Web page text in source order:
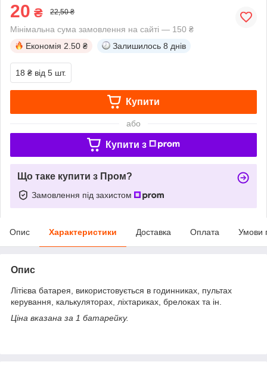
20 ₴ 22,50 ₴
Мінімальна сума замовлення на сайті — 150 ₴
Економія 2.50 ₴ Залишилось 8 днів
18 ₴ від 5 шт.
Купити
або
Купити з
Що таке купити з Пром?
Замовлення під захистом
Опис Характеристики Доставка Оплата Умови
Опис
Літієва батарея, використовується в годинниках, пультах
керування, калькуляторах, ліхтариках, брелоках та ін.
Ціна вказана за 1 батарейку.